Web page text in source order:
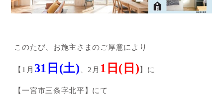
このたび、お施主さまのご厚意により
【1月 31日(土) 、2月 1日(日) 】に
【一宮市三条字北平】にて